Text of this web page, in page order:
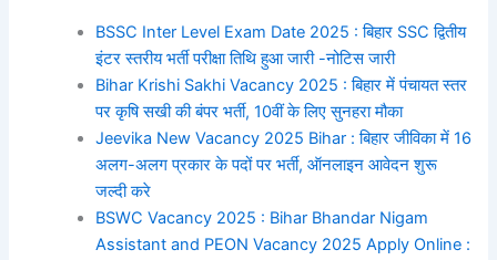
BSSC Inter Level Exam Date 2025 : बिहार SSC द्वितीय
इंटर स्तरीय भर्ती परीक्षा तिथि हुआ जारी -नोटिस जारी
Bihar Krishi Sakhi Vacancy 2025 : बिहार में पंचायत स्तर
पर कृषि सखी की बंपर भर्ती, 10वीं के लिए सुनहरा मौका
Jeevika New Vacancy 2025 Bihar : बिहार जीविका में 16
अलग-अलग प्रकार के पदों पर भर्ती, ऑनलाइन आवेदन शुरू
जल्दी करे
BSWC Vacancy 2025 : Bihar Bhandar Nigam
Assistant and PEON Vacancy 2025 Apply Online :